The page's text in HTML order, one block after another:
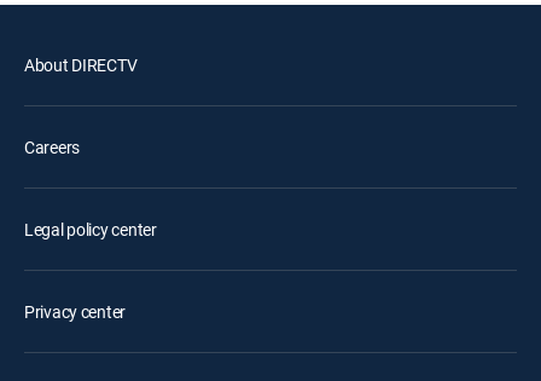
About DIRECTV
Careers
Legal policy center
Privacy center